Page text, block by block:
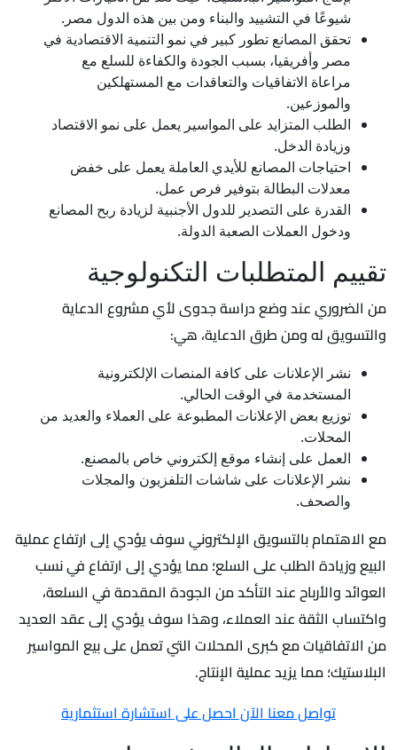
شيوعًا في التشييد والبناء ومن بين هذه الدول مصر.
تحقق المصانع تطور كبير في نمو التنمية الاقتصادية في
مصر وأفريقيا، بسبب الجودة والكفاءة للسلع مع
مراعاة الاتفاقيات والتعاقدات مع المستهلكين
والموزعين.
الطلب المتزايد على المواسير يعمل على نمو الاقتصاد
وزيادة الدخل.
احتياجات المصانع للأيدي العاملة يعمل على خفض
معدلات البطالة بتوفير فرص عمل.
القدرة على التصدير للدول الأجنبية لزيادة ربح المصانع
ودخول العملات الصعبة الدولة.
تقييم المتطلبات التكنولوجية
من الضروري عند وضع دراسة جدوى لأي مشروع الدعاية
والتسويق له ومن طرق الدعاية، هي:
نشر الإعلانات على كافة المنصات الإلكترونية
المستخدمة في الوقت الحالي.
توزيع بعض الإعلانات المطبوعة على العملاء والعديد من
المحلات.
العمل على إنشاء موقع إلكتروني خاص بالمصنع.
نشر الإعلانات على شاشات التلفزيون والمجلات
والصحف.
مع الاهتمام بالتسويق الإلكتروني سوف يؤدي إلى ارتفاع عملية
البيع وزيادة الطلب على السلع؛ مما يؤدي إلى ارتفاع في نسب
العوائد والأرباح عند التأكد من الجودة المقدمة في السلعة،
واكتساب الثقة عند العملاء، وهذا سوف يؤدي إلى عقد العديد
من الاتفاقيات مع كبرى المحلات التي تعمل على بيع المواسير
البلاستيك؛ مما يزيد عملية الإنتاج.
تواصل معنا الآن احصل على استشارة استثمارية